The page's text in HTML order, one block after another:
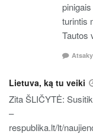
turintis
Tautos
Lietuva, ką tu veiki
Zita ŠLIČYTĖ:
–
respublika.lt/lt/